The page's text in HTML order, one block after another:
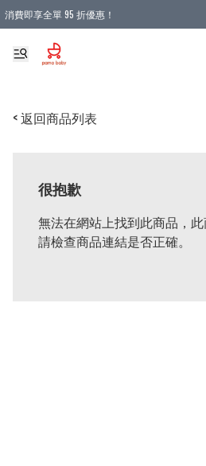
消費即享全單 95 折優惠！
購物滿 HKD 900.00即享免運費優惠！（適用於
< 返回商品列表
很抱歉
無法在網站上找到此商品，此
請檢查商品連結是否正確。